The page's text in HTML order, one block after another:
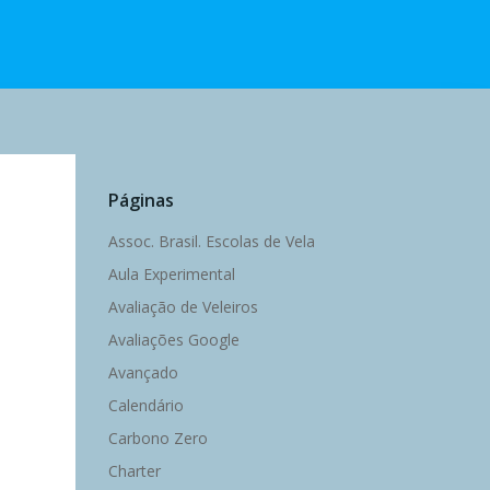
Páginas
Assoc. Brasil. Escolas de Vela
Aula Experimental
Avaliação de Veleiros
Avaliações Google
Avançado
Calendário
Carbono Zero
Charter